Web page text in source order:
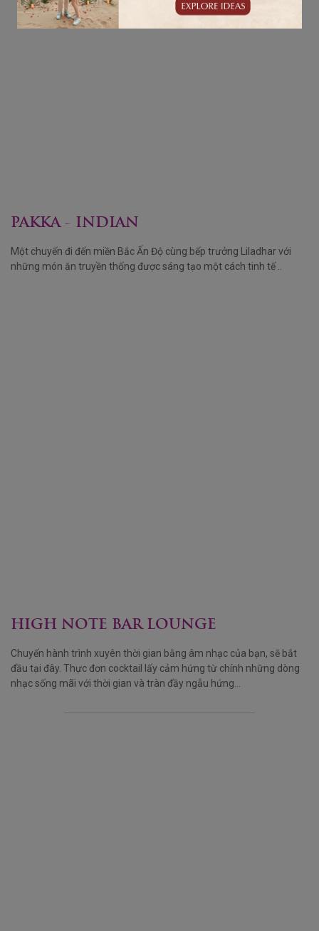
PAKKA - INDIAN
Một chuyến đi đến miền Bắc Ấn Độ cùng bếp trưởng Liladhar với
những món ăn truyền thống được sáng tạo một cách tinh tế ..
HIGH NOTE BAR LOUNGE
Chuyến hành trình xuyên thời gian bằng âm nhạc của bạn, sẽ bắt
đầu tại đây. Thực đơn cocktail lấy cảm hứng từ chính những dòng
nhạc sống mãi với thời gian và tràn đầy ngẫu hứng…